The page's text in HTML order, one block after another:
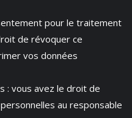
pour le traitement
de révoquer ce
vos données
: vous avez le droit de
au responsable